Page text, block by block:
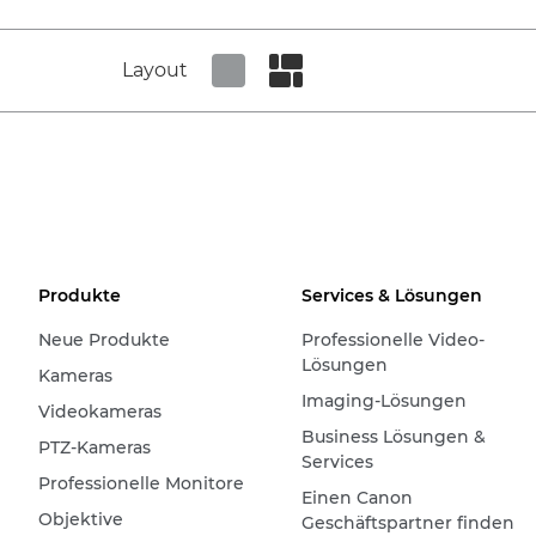
Layout
Produkte
Neue Produkte
Kameras
Videokameras
PTZ-Kameras
Professionelle Monitore
Objektive
Services & Lösungen
Professionelle Video-
Lösungen
Imaging-Lösungen
Business Lösungen &
Services
Einen Canon
Geschäftspartner finden